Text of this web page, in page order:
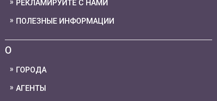
РЕКЛАМИРУЙТЕ С НАМИ
ПОЛЕЗНЫЕ ИНФОРМАЦИИ
О
ГОРОДА
АГЕНТЫ